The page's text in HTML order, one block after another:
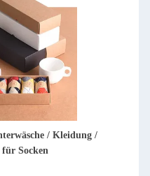
/ Prägewerk
kleine Unternehmen